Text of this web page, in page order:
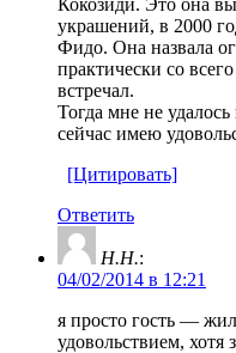
украшений, в 2000
Фидо. Она назвала
практически со
встречал.
Тогда мне не
сейчас имею
[Цитировать]
Ответить
Н.Н.:
04/02/2014 в 12:21
я просто гость —
удовольствием, хотя